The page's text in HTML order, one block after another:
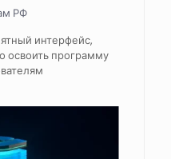
РФ
интерфейс,
освоить программу